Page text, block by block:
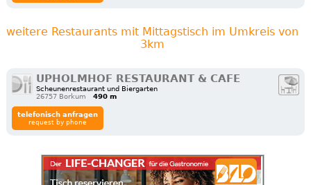
weitere Restaurants mit Mittagstisch im Umkreis von
3km
UPHOLMHOF RESTAURANT & CAFE
Scheunenrestaurant und Biergarten
26757 Borkum
490 m
telefonisch anfragen
request by phone